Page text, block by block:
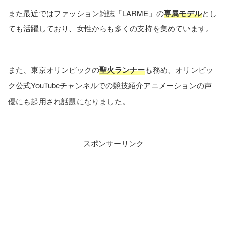
また最近ではファッション雑誌「LARME」の専属モデルとし
ても活躍しており、女性からも多くの支持を集めています。
また、東京オリンピックの聖火ランナーも務め、オリンピッ
ク公式YouTubeチャンネルでの競技紹介アニメーションの声
優にも起用され話題になりました。
スポンサーリンク